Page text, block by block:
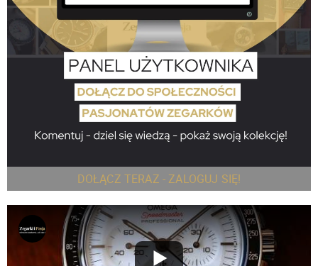
DOŁĄCZ TERAZ - ZALOGUJ SIĘ!